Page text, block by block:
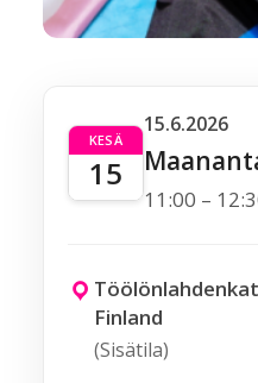
KESÄ
15
15.6.2026
11:00 –
Finland
(Sisätila)